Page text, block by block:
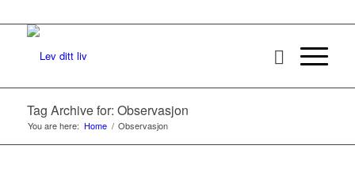
Tag Archive for: Observasjon
You are here: Home / Observasjon